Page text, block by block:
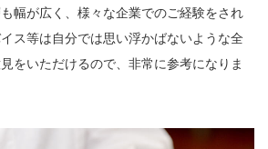
幅が広く、様々な企業でのご経験をされ
ス等は自分では思い浮かばないような全
をいただけるので、非常に参考になりま